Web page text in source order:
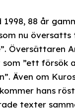
1998, 88 år
nu översatts
Översättaren
som ”ett försök
Även om
hans
texter